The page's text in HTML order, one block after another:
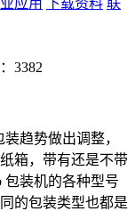
应用 下载资料 联
3382
趋势做出调整，
箱，带有还是不带
装机的各种型号
的包装类型也都是